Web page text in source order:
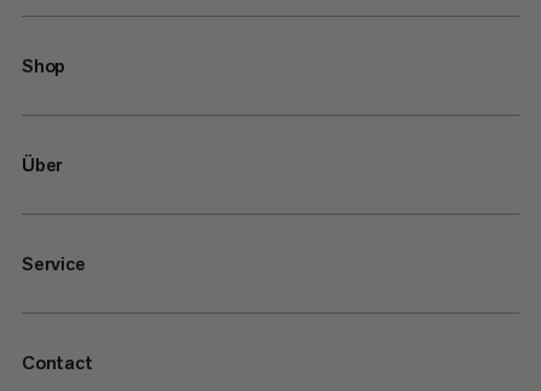
Shop
Über
Service
Contact